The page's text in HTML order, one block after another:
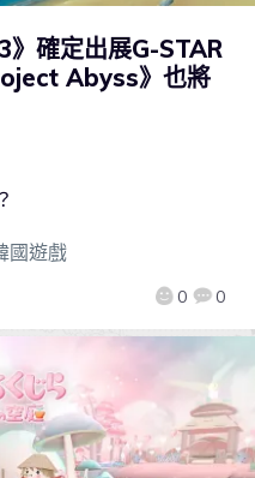
》確定出展G-STAR
Abyss》也將
0 0
國遊戲